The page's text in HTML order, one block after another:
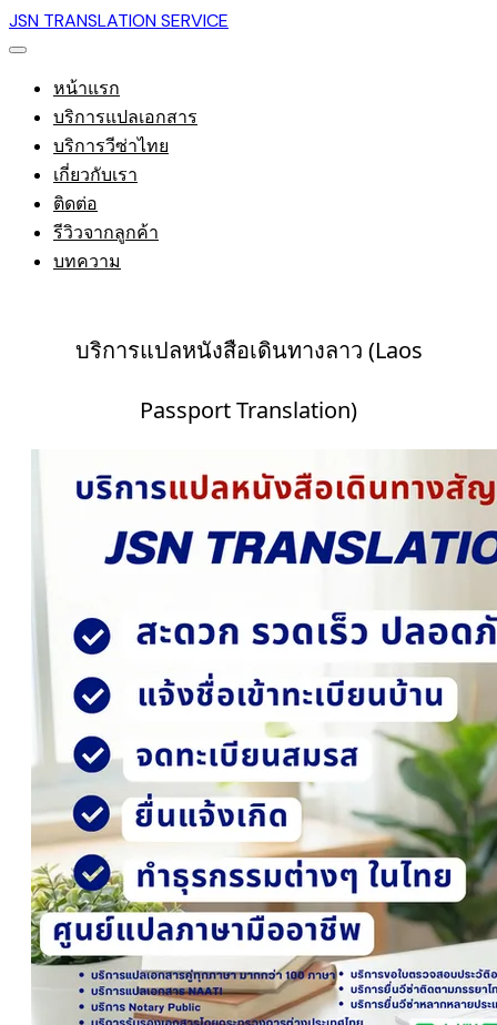
JSN TRANSLATION SERVICE
หน้าแรก
บริการแปลเอกสาร
บริการวีซ่าไทย
เกี่ยวกับเรา
ติดต่อ
รีวิวจากลูกค้า
บทความ
บริการแปลหนังสือเดินทางลาว (Laos
Passport Translation)